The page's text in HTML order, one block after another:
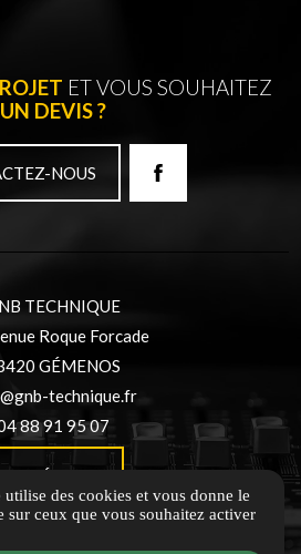
ET VOUS SOUHAITEZ
UN DEVIS ?
NOUS
TECHNIQUE
Roque Forcade
GÉMENOS
technique.fr
88 91 95 07
ITINÉRAIRE
utilise des cookies et vous donne le
sur ceux que vous souhaitez activer